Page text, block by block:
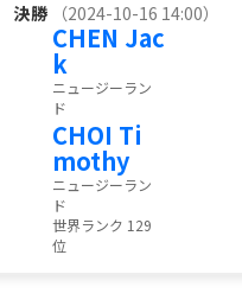
決勝 （2024-10-16 14:00）
CHEN Jac
k
ニュージーラン
ド
CHOI Ti
mothy
ニュージーラン
ド
世界ランク 129
位